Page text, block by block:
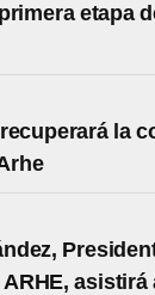
etapa
la
asistirá